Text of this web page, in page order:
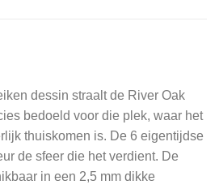
dessin straalt de River Oak
bedoeld voor die plek, waar het
thuiskomen is. De 6 eigentijdse
de sfeer die het verdient. De
in een 2,5 mm dikke